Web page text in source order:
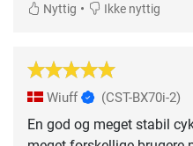
Nyttig • Ikke nyttig
Wiuff (CST-BX70i-2)
En god og meget stabil